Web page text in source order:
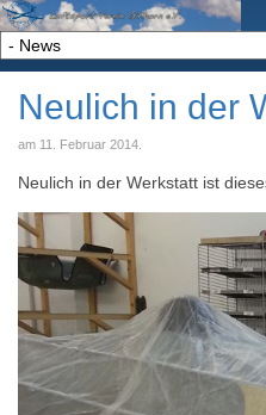
Neulich in der
am 11. Februar 2014
Neulich in der Werkstatt ist